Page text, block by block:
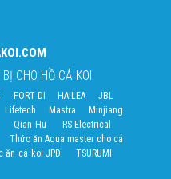
CHO HỒ CÁ KOI
FORT DI HAILEA
JBL
Lifetech Mastra
Minjiang
Qian Hu
RS Electrical
Thức ăn Aqua master cho cá
ăn cá koi JPD
TSURUMI